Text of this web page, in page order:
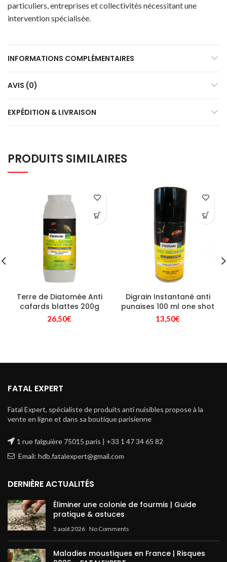
particuliers, entreprises et collectivités nécessitant une
intervention spécialisée.
INFORMATIONS COMPLÉMENTAIRES
AVIS (0)
EXPÉDITION & LIVRAISON
PRODUITS SIMILAIRES
Terre de Diatomée Anti
cafards blattes 200g
26,50€
Digrain Instantané anti
punaises 100 ml one shot
13,50€
FATAL EXPERT
Fatal Expert, spécialiste de produits anti nuisibles propose à la
vente en ligne et dans sa boutique parisienne
1 rue falguière 75015 paris | +33 1 47 34 65 82
Email: hdb.fatalexpert@gmail.com
DERNIÈRE ACTUALITÉS
Éliminer une colonie de fourmis | Guide
pratique & astuces
5 août 2026 No Comments
Maladies moustiques en France | Risques